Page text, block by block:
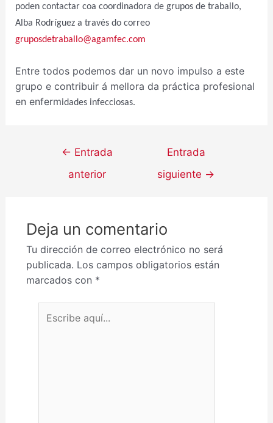
poden contactar coa coordinadora de grupos de traballo,
Alba Rodríguez a través do correo
gruposdetraballo@agamfec.com
Entre todos podemos dar un novo impulso a este
grupo e contribuir á mellora da práctica profesional
en enfermidades infecciosas.
← Entrada
anterior
Entrada
siguiente →
Deja un comentario
Tu dirección de correo electrónico no será
publicada. Los campos obligatorios están
marcados con *